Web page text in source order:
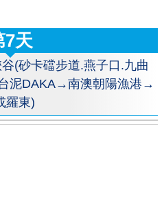
7天
(砂卡礑步道.燕子口.九曲
泥DAKA→南澳朝陽漁港→
羅東)